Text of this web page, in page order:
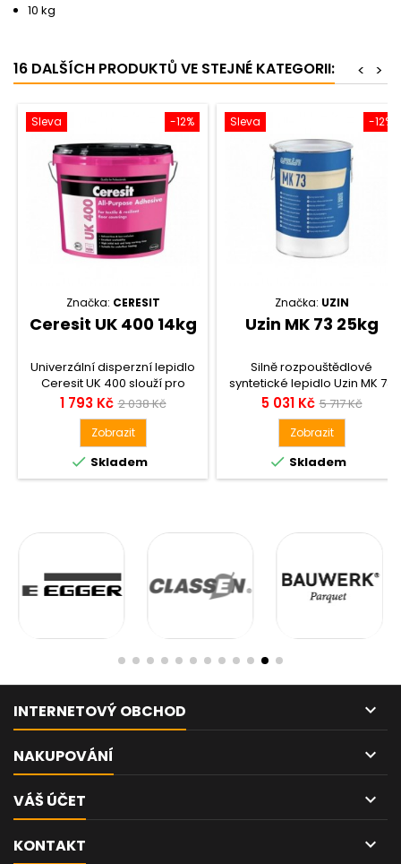
10 kg
16 DALŠÍCH PRODUKTŮ VE STEJNÉ KATEGORII: >
<
-12%
Sleva
Značka: CERESIT
Ceresit UK 400 14kg
Univerzální disperzní lepidlo
Ceresit UK 400 slouží pro
PVC/CV podlahy a koberce –
pro lepení na savý podklad....
Cena
1 793 Kč Běžná
cena
2 038 Kč
Zobrazit
 Skladem
-12%
Sleva
Značka: UZIN
Uzin MK 73 25kg
Silně rozpouštědlové
syntetické lepidlo Uzin MK 73
na bázi umělé pryskyřice pro
lepení parketových podlah-
vlysy, mozaiky, vícevrstvé
parkety. Balení 25 kg....
Cena
5 031 Kč Běžná
cena
5 717 Kč
Zobrazit
 Skladem
INTERNETOVÝ OBCHOD 
NAKUPOVÁNÍ 
VÁŠ ÚČET 
KONTAKT 